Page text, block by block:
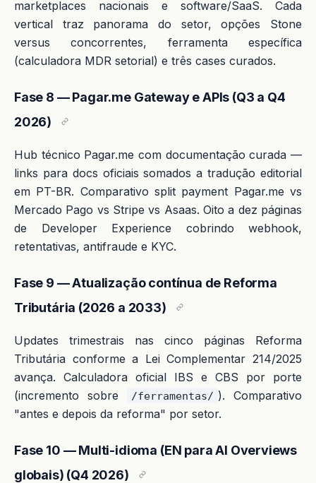
marketplaces nacionais e software/SaaS. Cada
vertical traz panorama do setor, opções Stone
versus concorrentes, ferramenta específica
(calculadora MDR setorial) e três cases curados.
Fase 8 — Pagar.me Gateway e APIs (Q3 a Q4
2026)
Hub técnico Pagar.me com documentação curada —
links para docs oficiais somados a tradução editorial
em PT-BR. Comparativo split payment Pagar.me vs
Mercado Pago vs Stripe vs Asaas. Oito a dez páginas
de Developer Experience cobrindo webhook,
retentativas, antifraude e KYC.
Fase 9 — Atualização contínua de Reforma
Tributária (2026 a 2033)
Updates trimestrais nas cinco páginas Reforma
Tributária conforme a Lei Complementar 214/2025
avança. Calculadora oficial IBS e CBS por porte
(incremento sobre
/ferramentas/ ). Comparativo
"antes e depois da reforma" por setor.
Fase 10 — Multi-idioma (EN para AI Overviews
globais) (Q4 2026)